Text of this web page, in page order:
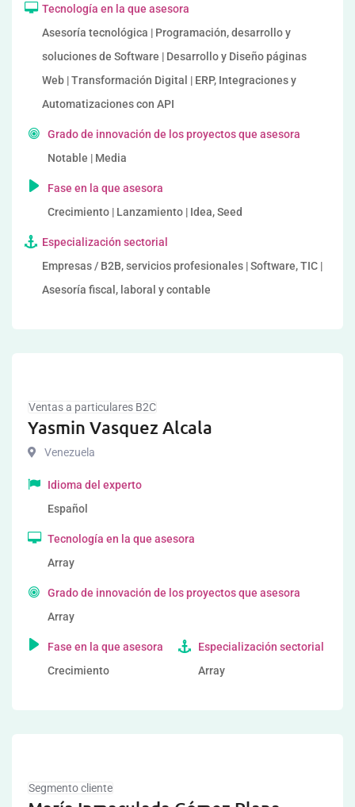
Tecnología en la que asesora
Asesoría tecnológica | Programación, desarrollo y
soluciones de Software | Desarrollo y Diseño páginas
Web | Transformación Digital | ERP, Integraciones y
Automatizaciones con API
Grado de innovación de los proyectos que asesora
Notable | Media
Fase en la que asesora
Crecimiento | Lanzamiento | Idea, Seed
Especialización sectorial
Empresas / B2B, servicios profesionales | Software, TIC |
Asesoría fiscal, laboral y contable
Ventas a particulares B2C
Yasmin Vasquez Alcala
Venezuela
Idioma del experto
Español
Tecnología en la que asesora
Array
Grado de innovación de los proyectos que asesora
Array
Fase en la que asesora
Crecimiento
Especialización sectorial
Array
Segmento cliente